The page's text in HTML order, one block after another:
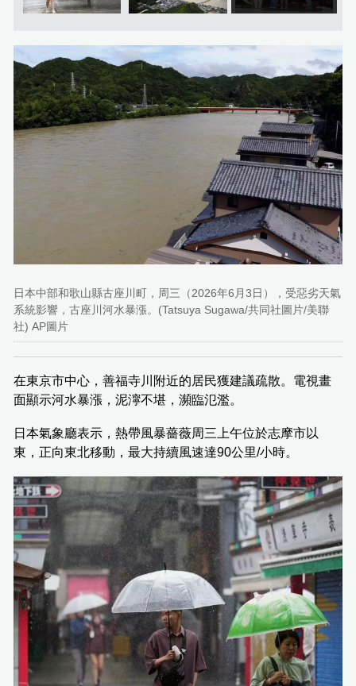
日本中部和歌山縣古座川町，周三（2026年6月3日），受惡劣天氣
系統影響，古座川河水暴漲。(Tatsuya Sugawa/共同社圖片/美聯
社) AP圖片
在東京市中心，善福寺川附近的居民獲建議疏散。電視畫
面顯示河水暴漲，泥濘不堪，瀕臨氾濫。
日本氣象廳表示，熱帶風暴薔薇周三上午位於志摩市以
東，正向東北移動，最大持續風速達90公里/小時。